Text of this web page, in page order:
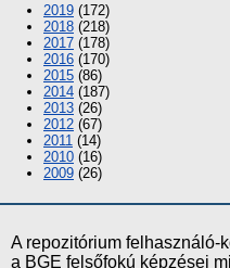
2019 (172)
2018 (218)
2017 (178)
2016 (170)
2015 (86)
2014 (187)
2013 (26)
2012 (67)
2011 (14)
2010 (16)
2009 (26)
A repozitórium felhasználó-
a BGE felsőfokú képzései